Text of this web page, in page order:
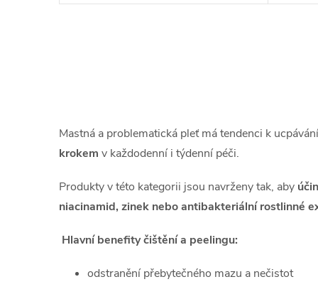
á
a
c
Mastná a problematická pleť má tendenci k
krokem v každodenní i týdenní péči.
Produkty v této kategorii jsou navrženy tak, aby
niacinamid, zinek nebo antibakteriální rostlinné
Hlavní benefity čištění a peelingu:
odstranění přebytečného mazu a nečistot